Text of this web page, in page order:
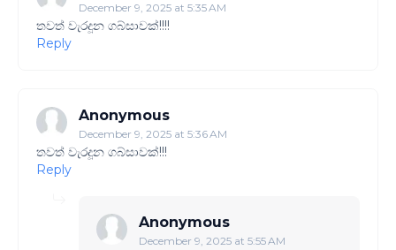
December 9, 2025 at 5:35 AM
තවත් වැරදූන ගබ්සාවක්!!!!
Reply
Anonymous
December 9, 2025 at 5:36 AM
තවත් වැරදූන ගබ්සාවක්!!!
Reply
Anonymous
December 9, 2025 at 5:55 AM